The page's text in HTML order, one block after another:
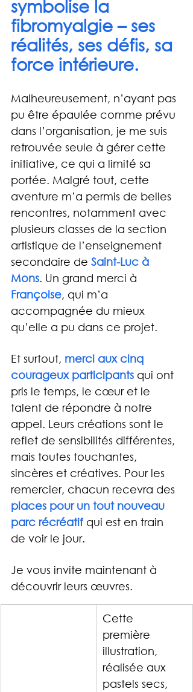
symbolise la
fibromyalgie – ses
réalités, ses défis, sa
force intérieure.
Malheureusement, n’ayant pas
pu être épaulée comme prévu
dans l’organisation, je me suis
retrouvée seule à gérer cette
initiative, ce qui a limité sa
portée. Malgré tout, cette
aventure m’a permis de belles
rencontres, notamment avec
plusieurs classes de la section
artistique de l’enseignement
secondaire de Saint-Luc à
Mons. Un grand merci à
Françoise, qui m’a
accompagnée du mieux
qu’elle a pu dans ce projet.
Et surtout, merci aux cinq
courageux participants qui ont
pris le temps, le cœur et le
talent de répondre à notre
appel. Leurs créations sont le
reflet de sensibilités différentes,
mais toutes touchantes,
sincères et créatives. Pour les
remercier, chacun recevra des
places pour un tout nouveau
parc récréatif qui est en train
de voir le jour.
Je vous invite maintenant à
découvrir leurs œuvres.
Cette
première
illustration,
réalisée aux
pastels secs,